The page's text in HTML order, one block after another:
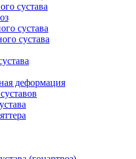
сустава
сустава
сустава
деформация